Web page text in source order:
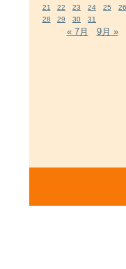
21
22 23 24 25 26
28
29 30 31
« 7月 9月 »